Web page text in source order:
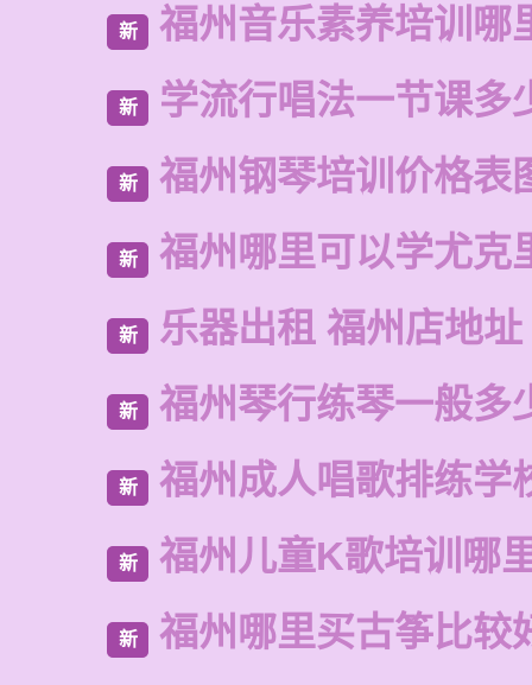
新 福州音乐素养培训哪
新 学流行唱法一节课多
新 福州钢琴培训价格表
新 福州哪里可以学尤克
新 乐器出租 福州店地址
新 福州琴行练琴一般多
新 福州成人唱歌排练学
新 福州儿童K歌培训哪
新 福州哪里买古筝比较